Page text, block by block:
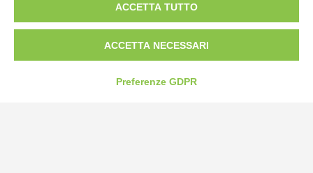
Tel:0172-478161
Fax: 0172-487399
ACCETTA TUTTO
ACCETTA NECESSARI
Preferenze GDPR